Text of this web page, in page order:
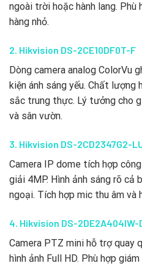
ngoài trời hoặc hành lang. Phù
hàng nhỏ.
2. Hikvision DS-2CE10DF0T-F
Dòng camera analog ColorVu
kiện ánh sáng yếu. Chất
sắc trung thực. Lý tưởng cho
và sân vườn.
3. Hikvision DS-2CD2347G2-
Camera IP dome tích hợp
giải 4MP. Hình ảnh sáng rõ cả
ngoại. Tích hợp mic thu âm và
4. Hikvision DS-2DE2A404IW-
Camera PTZ mini hỗ trợ quay
hình ảnh Full HD. Phù hợp